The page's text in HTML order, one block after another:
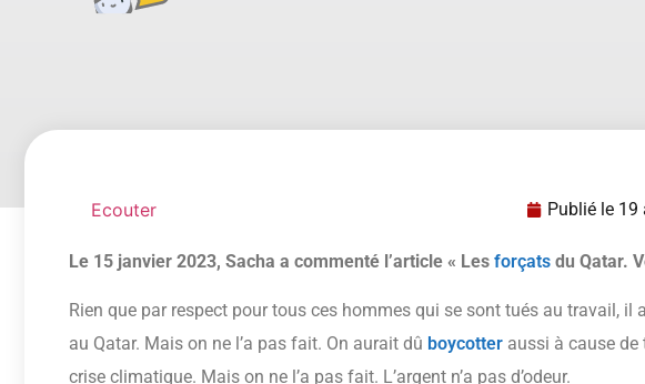
Ecouter Publié le 19
Le 15 janvier 2023, Sacha a commenté l’article « Les forçats du Qatar.
Rien que par respect pour tous ces hommes qui se sont tués au travail, il
au Qatar. Mais on ne l’a pas fait. On aurait dû boycotter aussi à cause
crise climatique. Mais on ne l’a pas fait. L’argent n’a pas d’odeur.